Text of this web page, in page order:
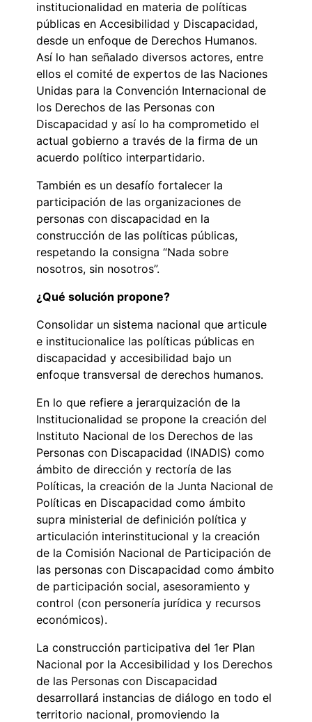
institucionalidad en materia de políticas
públicas en Accesibilidad y Discapacidad,
desde un enfoque de Derechos Humanos.
Así lo han señalado diversos actores, entre
ellos el comité de expertos de las Naciones
Unidas para la Convención Internacional de
los Derechos de las Personas con
Discapacidad y así lo ha comprometido el
actual gobierno a través de la firma de un
acuerdo político interpartidario.
También es un desafío fortalecer la
participación de las organizaciones de
personas con discapacidad en la
construcción de las políticas públicas,
respetando la consigna “Nada sobre
nosotros, sin nosotros”.
¿Qué solución propone?
Consolidar un sistema nacional que articule
e institucionalice las políticas públicas en
discapacidad y accesibilidad bajo un
enfoque transversal de derechos humanos.
En lo que refiere a jerarquización de la
Institucionalidad se propone la creación del
Instituto Nacional de los Derechos de las
Personas con Discapacidad (INADIS) como
ámbito de dirección y rectoría de las
Políticas, la creación de la Junta Nacional de
Políticas en Discapacidad como ámbito
supra ministerial de definición política y
articulación interinstitucional y la creación
de la Comisión Nacional de Participación de
las personas con Discapacidad como ámbito
de participación social, asesoramiento y
control (con personería jurídica y recursos
económicos).
La construcción participativa del 1er Plan
Nacional por la Accesibilidad y los Derechos
de las Personas con Discapacidad
desarrollará instancias de diálogo en todo el
territorio nacional, promoviendo la